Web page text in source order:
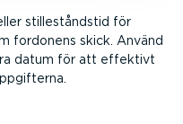
stille­ståndstid för
fordonens skick. Använd
datum för att effektivt